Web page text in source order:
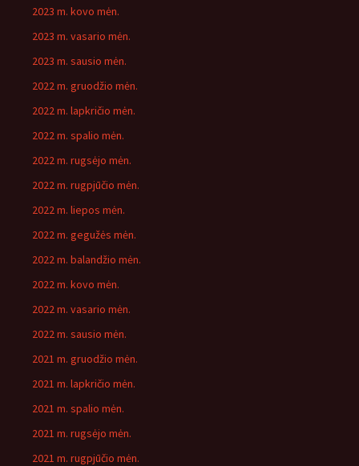
2023 m. kovo mėn.
2023 m. vasario mėn.
2023 m. sausio mėn.
2022 m. gruodžio mėn.
2022 m. lapkričio mėn.
2022 m. spalio mėn.
2022 m. rugsėjo mėn.
2022 m. rugpjūčio mėn.
2022 m. liepos mėn.
2022 m. gegužės mėn.
2022 m. balandžio mėn.
2022 m. kovo mėn.
2022 m. vasario mėn.
2022 m. sausio mėn.
2021 m. gruodžio mėn.
2021 m. lapkričio mėn.
2021 m. spalio mėn.
2021 m. rugsėjo mėn.
2021 m. rugpjūčio mėn.